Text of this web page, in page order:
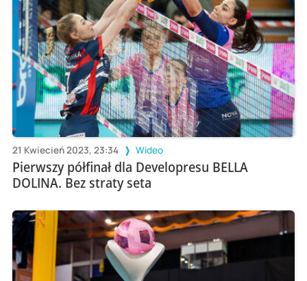
21 Kwiecień 2023, 23:34 Wideo
Pierwszy półfinał dla Developresu BELLA
DOLINA. Bez straty seta